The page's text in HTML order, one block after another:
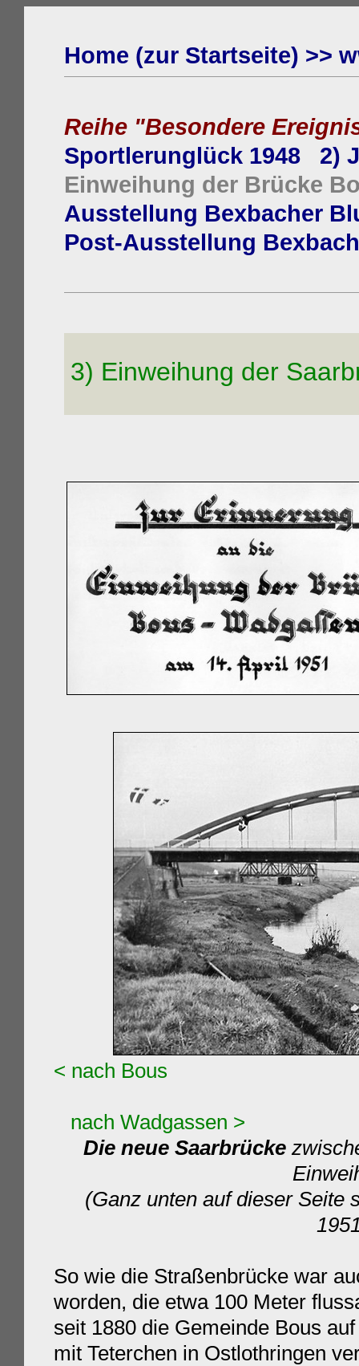
Home (zur Startseite) >>
Reihe "Besondere
Sportlerunglück 1948 2)
Einweihung der Brücke
Ausstellung Bexbacher
Post-Ausstellung
3) Einweihung der
< nach Bous
nach Wadgassen >
Die neue Saarbrücke
(Ganz unten auf dieser Seite
So wie die Straßenbrücke war
worden, die etwa 100 Meter
seit 1880 die Gemeinde Bous
mit Teterchen in Ostlothringen